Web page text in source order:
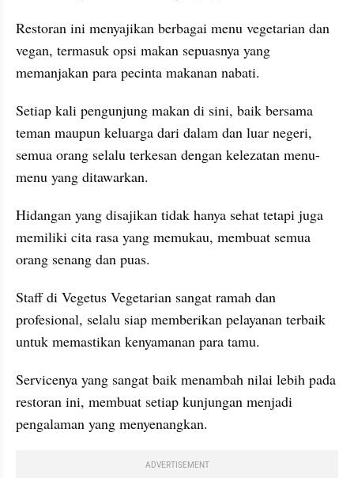
Restoran ini menyajikan berbagai menu vegetarian dan
vegan, termasuk opsi makan sepuasnya yang
memanjakan para pecinta makanan nabati.
Setiap kali pengunjung makan di sini, baik bersama
teman maupun keluarga dari dalam dan luar negeri,
semua orang selalu terkesan dengan kelezatan menu-
menu yang ditawarkan.
Hidangan yang disajikan tidak hanya sehat tetapi juga
memiliki cita rasa yang memukau, membuat semua
orang senang dan puas.
Staff di Vegetus Vegetarian sangat ramah dan
profesional, selalu siap memberikan pelayanan terbaik
untuk memastikan kenyamanan para tamu.
Servicenya yang sangat baik menambah nilai lebih pada
restoran ini, membuat setiap kunjungan menjadi
pengalaman yang menyenangkan.
ADVERTISEMENT